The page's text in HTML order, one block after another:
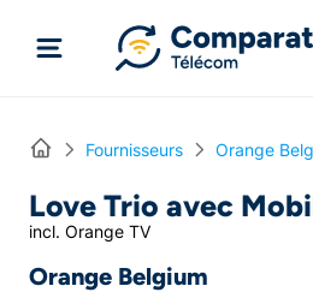
Home Fournisseurs Orange
Love Trio avec
incl. Orange TV
Orange Belgium